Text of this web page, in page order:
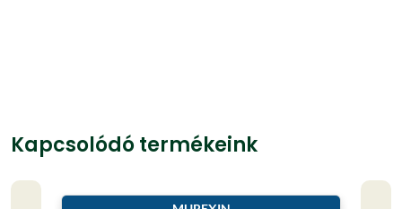
Kapcsolódó termékeink